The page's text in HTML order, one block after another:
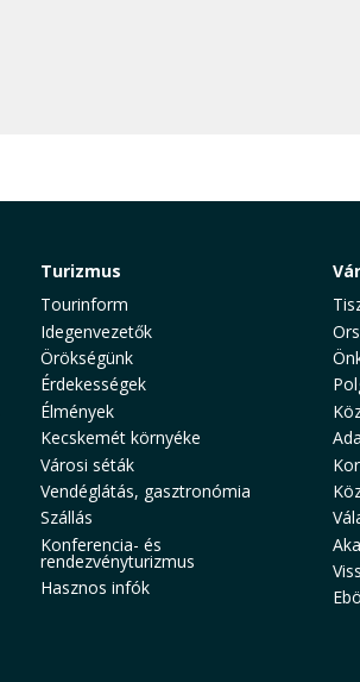
Turizmus
Tourinform
Idegenvezetők
Örökségünk
Érdekességek
Élmények
Kecskemét környéke
Városi séták
Vendéglátás, gasztronómia
Szállás
Konferencia- és
rendezvényturizmus
Hasznos infók